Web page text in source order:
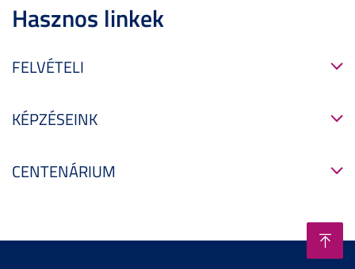
Hasznos linkek
FELVÉTELI
KÉPZÉSEINK
CENTENÁRIUM